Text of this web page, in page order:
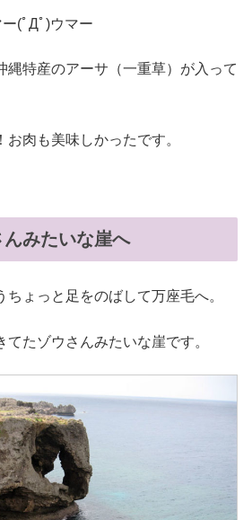
(ﾟДﾟ)ウマー
縄特産のアーサ（一重草）が入って
肉も美味しかったです。
みたいな崖へ
ょっと足をのばして万座毛へ。
たゾウさんみたいな崖です。